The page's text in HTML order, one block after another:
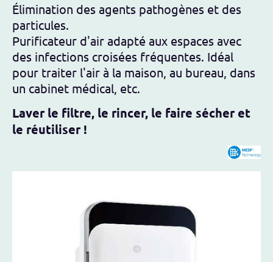
Élimination des agents pathogènes et des
particules.
Purificateur d'air adapté aux espaces avec
des infections croisées fréquentes. Idéal
pour traiter l'air à la maison, au bureau, dans
un cabinet médical, etc.
Laver le filtre, le rincer, le faire sécher et
le réutiliser !